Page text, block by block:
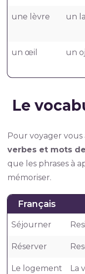
une lèvre un
un œil un
Le
Pour voyager vous
verbes et mots
que les phrases à
mémoriser.
Français
Séjourner
Réserver
Le logement La